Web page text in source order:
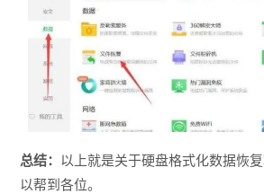
总结： 以上就是关于硬盘格式化数据恢
以帮到各位。